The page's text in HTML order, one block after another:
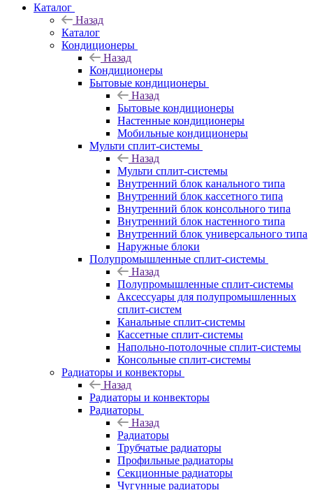
Каталог
Назад
Каталог
Кондиционеры
Назад
Кондиционеры
Бытовые кондиционеры
Назад
Бытовые кондиционеры
Настенные кондиционеры
Мобильные кондиционеры
Мульти сплит-системы
Назад
Мульти сплит-системы
Внутренний блок канального типа
Внутренний блок кассетного типа
Внутренний блок консольного типа
Внутренний блок настенного типа
Внутренний блок универсального типа
Наружные блоки
Полупромышленные сплит-системы
Назад
Полупромышленные сплит-системы
Аксессуары для полупромышленных
сплит-систем
Канальные сплит-системы
Кассетные сплит-системы
Напольно-потолочные сплит-системы
Консольные сплит-системы
Радиаторы и конвекторы
Назад
Радиаторы и конвекторы
Радиаторы
Назад
Радиаторы
Трубчатые радиаторы
Профильные радиаторы
Секционные радиаторы
Чугунные радиаторы